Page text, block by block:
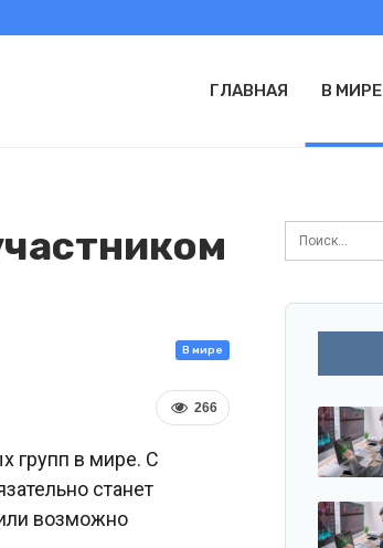
ГЛАВНАЯ В МИРЕ
В мире
266
групп в мире. С
станет
возможно